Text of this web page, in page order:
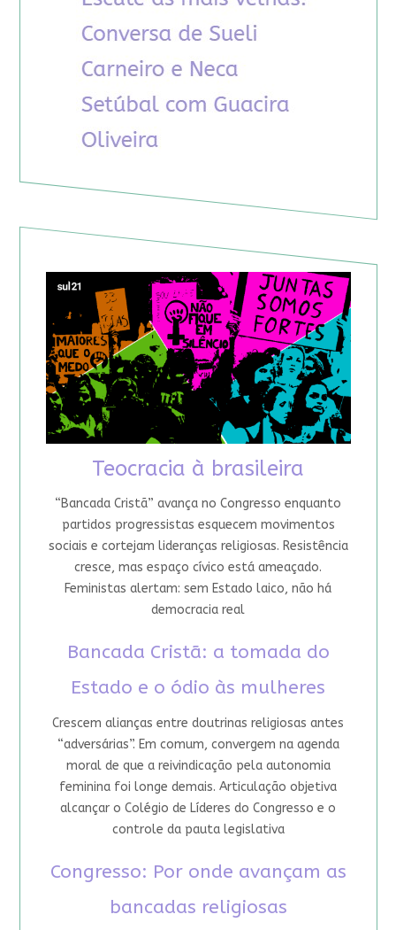
Teocracia à brasileira
“Bancada Cristã” avança no Congresso enquanto
partidos progressistas esquecem movimentos
sociais e cortejam lideranças religiosas. Resistência
cresce, mas espaço cívico está ameaçado.
Feministas alertam: sem Estado laico, não há
democracia real
Bancada Cristã: a tomada do
Estado e o ódio às mulheres
Crescem alianças entre doutrinas religiosas antes
“adversárias”. Em comum, convergem na agenda
moral de que a reivindicação pela autonomia
feminina foi longe demais. Articulação objetiva
alcançar o Colégio de Líderes do Congresso e o
controle da pauta legislativa
Congresso: Por onde avançam as
bancadas religiosas